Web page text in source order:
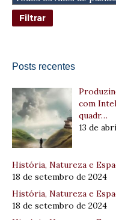
Posts recentes
com
quadr…
13 de
História, Natureza e
18 de setembro de 2024
História, Natureza e
18 de setembro de 2024